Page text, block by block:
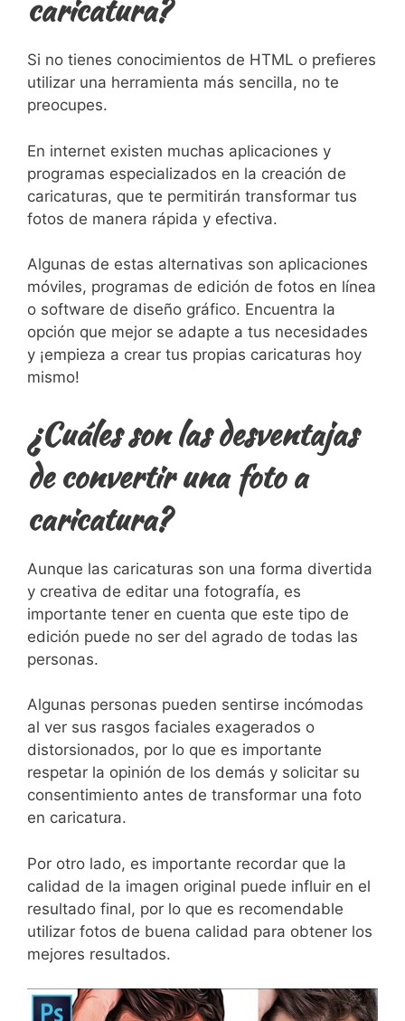
caricatura?
Si no tienes conocimientos de HTML o prefieres
utilizar una⁣ herramienta más sencilla, no te
‌preocupes.
En​ internet ⁣existen muchas ⁤aplicaciones y
programas especializados en​ la creación de
caricaturas, que te permitirán transformar ​tus
fotos de‌ manera‌ rápida y‌ efectiva.
Algunas de estas alternativas son aplicaciones
móviles, programas de ‌edición de ⁣fotos en línea‌
o software de diseño gráfico.‌ Encuentra la
opción que⁣ mejor se ​adapte a tus necesidades
y ‌¡empieza a ⁢crear ⁣tus ‍propias caricaturas hoy
⁣mismo!
¿Cuáles ⁢son ⁢las desventajas
de convertir una foto a
caricatura?
Aunque las⁤ caricaturas son una forma divertida
y creativa de editar una fotografía, es
importante tener en⁤ cuenta⁢ que este tipo de
edición puede no ser del agrado de todas las
personas.
Algunas personas‍ pueden ‍sentirse incómodas
al⁢ ver‌ sus rasgos faciales exagerados o
distorsionados, por lo que ⁣es ⁤importante
respetar la opinión ‌de ‍los ‍demás y solicitar su
consentimiento antes​ de transformar una foto
en caricatura.
Por otro lado, es importante recordar que la⁣
calidad de la imagen original puede influir en el
resultado final,⁢ por lo ⁣que es ‍recomendable
utilizar fotos de ⁣buena calidad para obtener los
mejores resultados.